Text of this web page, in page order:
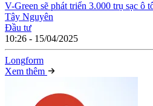
V-Green sẽ phát triển 3.000 trụ sạc ô
Tây Nguyên
Đầu tư
10:26 - 15/04/2025
Longform
Xem thêm